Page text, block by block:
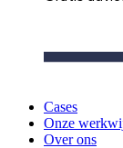
Cases
Onze
Over ons